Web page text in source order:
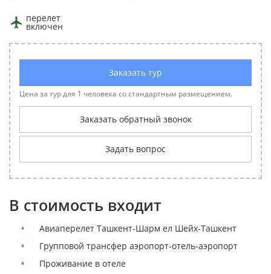
перелет
включен
Заказать тур
Цена за тур для 1 человека со стандартным размещением.
Заказать обратный звонок
Задать вопрос
В стоимость входит
Авиаперелет Ташкент-Шарм ел Шейх-Ташкент
Групповой трансфер аэропорт-отель-аэропорт
Проживание в отеле